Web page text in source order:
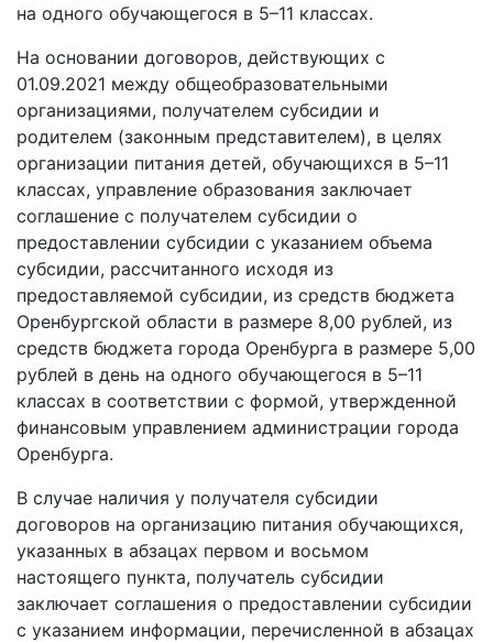
на одного обучающегося в 5–11 классах.
На основании договоров, действующих с
01.09.2021 между общеобразовательными
организациями, получателем субсидии и
родителем (законным представителем), в целях
организации питания детей, обучающихся в 5–11
классах, управление образования заключает
соглашение с получателем субсидии о
предоставлении субсидии с указанием объема
субсидии, рассчитанного исходя из
предоставляемой субсидии, из средств бюджета
Оренбургской области в размере 8,00 рублей, из
средств бюджета города Оренбурга в размере 5,00
рублей в день на одного обучающегося в 5–11
классах в соответствии с формой, утвержденной
финансовым управлением администрации города
Оренбурга.
В случае наличия у получателя субсидии
договоров на организацию питания обучающихся,
указанных в абзацах первом и восьмом
настоящего пункта, получатель субсидии
заключает соглашения о предоставлении субсидии
с указанием информации, перечисленной в абзацах